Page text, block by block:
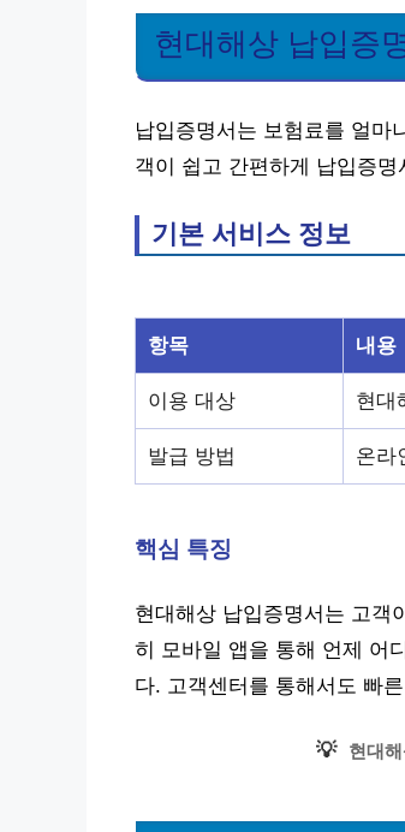
현대해상 납입증
납입증명서는 보험료를 얼마
객이 쉽고 간편하게 납입증
기본 서비스 정보
항목 내용
이용 대상 현대
발급 방법 온라
핵심 특징
현대해상 납입증명서는 고객
히 모바일 앱을 통해 언제 어
다. 고객센터를 통해서도 빠
💡 현대